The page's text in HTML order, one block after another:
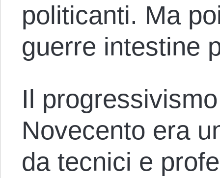
politicanti. Ma
guerre intestine
Il
Novecento era
da tecnici e